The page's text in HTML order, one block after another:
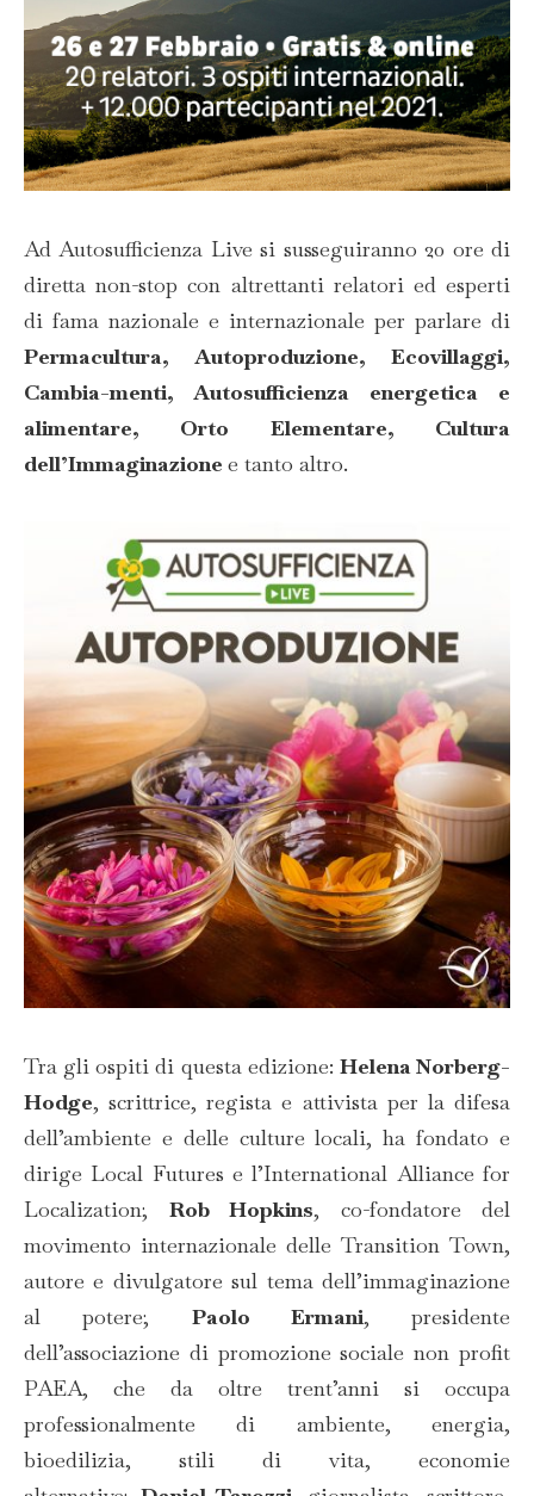
Ad Autosufficienza Live si susseguiranno 20 ore di
diretta non-stop con altrettanti relatori ed esperti
di fama nazionale e internazionale per parlare di
Permacultura, Autoproduzione, Ecovillaggi,
Cambia-menti, Autosufficienza energetica e
alimentare, Orto Elementare, Cultura
dell’Immaginazione e tanto altro.
Tra gli ospiti di questa edizione: Helena Norberg-
Hodge, scrittrice, regista e attivista per la difesa
dell’ambiente e delle culture locali, ha fondato e
dirige Local Futures e l’International Alliance for
Localization; Rob Hopkins, co-fondatore del
movimento internazionale delle Transition Town,
autore e divulgatore sul tema dell’immaginazione
al potere; Paolo Ermani, presidente
dell’associazione di promozione sociale non profit
PAEA, che da oltre trent’anni si occupa
professionalmente di ambiente, energia,
bioedilizia, stili di vita, economie